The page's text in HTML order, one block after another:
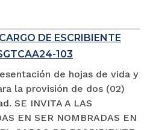
DE ESCRIBIENTE
103
de hojas de vida y
la provisión de dos (02)
SE INVITA A LAS
EN SER NOMBRADAS EN